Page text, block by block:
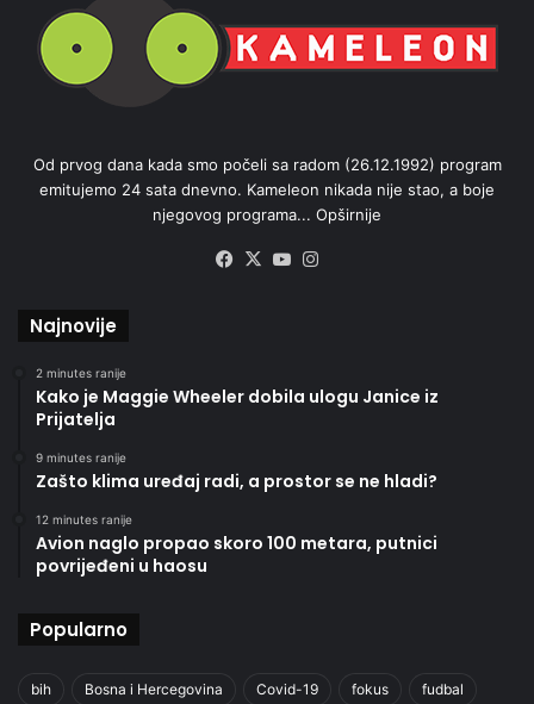
Od prvog dana kada smo počeli sa radom (26.12.1992) program
emitujemo 24 sata dnevno. Kameleon nikada nije stao, a boje
njegovog programa... Opširnije
Facebook
X YouTube
Najnovije
2 minutes ranije
Kako je Maggie Wheeler dobila ulogu Janice iz
Prijatelja
9 minutes ranije
Zašto klima uređaj radi, a prostor se ne hladi?
12 minutes ranije
Avion naglo propao skoro 100 metara, putnici
povrijeđeni u haosu
Popularno
bih Bosna i Hercegovina Covid-19 fokus fudbal